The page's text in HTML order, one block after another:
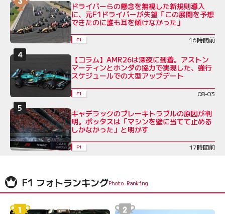
ドライバーらの懸念を無視した新規則導入
に、元F1ドライバーが失望「この展開を予想
できたのに誰も耳を傾けなかった」
F1 16時間前
【コラム】AMR26は深夜に到着。アストン
マーティンとホンダの協力で実現した、強行
スケジュールでの大型アップデート
F1 08-03
キャデラックのブレーキトラブルの原因が判
明。ボッタスは「マシンを壁に当てて止める
しかなかった」と明かす
F1 17時間前
F1 フォトランキング